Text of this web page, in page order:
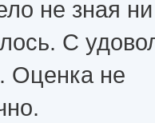
не зная
С
Оценка не